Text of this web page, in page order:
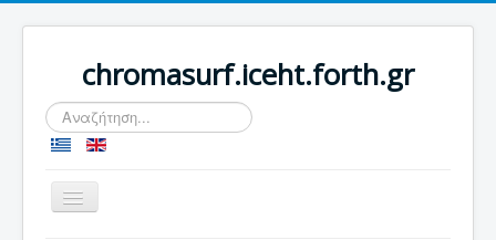
chromasurf.iceht.forth.gr
Αναζήτηση...
Εναλλαγή
πλοήγησης